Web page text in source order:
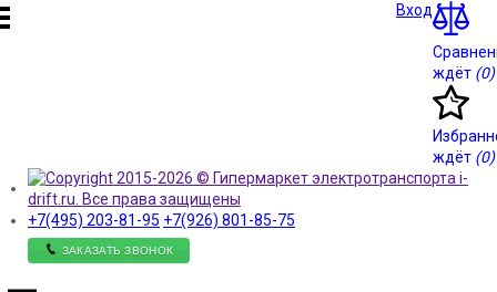
Вход
ждёт (0)
ждёт (0)
+7(495) 203-81-95 +7(926) 801-85-75
ЗАКАЗАТЬ ЗВОНОК